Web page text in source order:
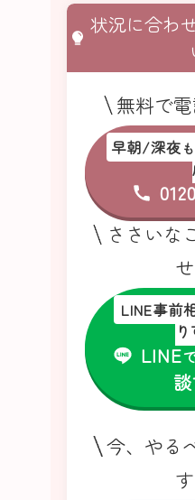
状況に合わ
無料で
早朝/深夜も
ささいな
LINE事前
LINE
今、やる